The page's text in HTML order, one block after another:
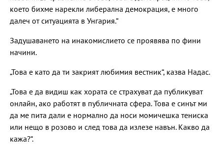
което бихме нарекли либерална демокрация, е много
далеч от ситуацията в Унгария.“
Задушаването на инакомислието се проявява по фини
начини.
„Това е като да ти закрият любимия вестник“, казва Надас.
„Това е да видиш как хората се страхуват да публикуват
онлайн, ако работят в публичната сфера. Това е синът ми
да ме пита дали е нормално да носи момичешка тениска
или нещо в розово и след това да излезе навън. Какво да
кажа?“.